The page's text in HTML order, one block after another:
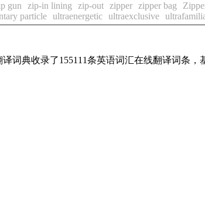
gun zip-in lining zip-out zipper zipper bag
particle ultraenergetic ultraexclusive
词典收录了155111条英语词汇在线翻译词条